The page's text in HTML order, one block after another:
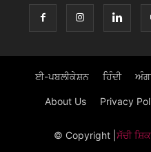
ਈ-ਪਬਲੀਕੇਸ਼ਨ ਹਿੰਦੀ
About Us Privacy
© Copyright ਸੱਚੀ